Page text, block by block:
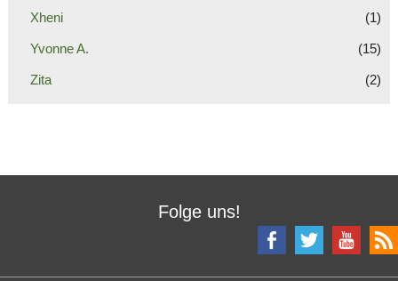
Xheni (1)
Yvonne A. (15)
Zita (2)
Folge uns!